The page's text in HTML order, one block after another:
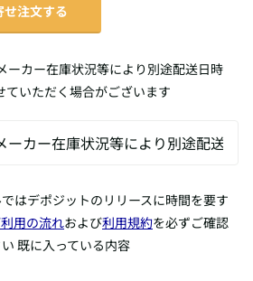
せ注文する
ーカー在庫状況等により別途配送日時
ていただく場合がございます
はデポジットのリリースに時間を要す
用の流れおよび利用規約を必ずご確認
既に入っている内容